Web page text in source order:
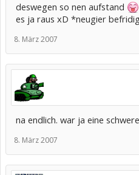
deswegen so nen aufstand
es ja raus xD *neugier
8. März 2007
na endlich. war ja eine
8. März 2007